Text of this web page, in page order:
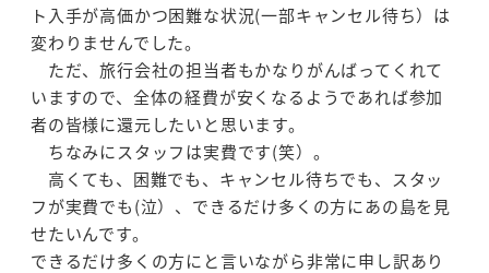
ト入手が高価かつ困難な状況(一部キャンセル待ち）は
変わりませんでした。
ただ、旅行会社の担当者もかなりがんばってくれて
いますので、全体の経費が安くなるようであれば参加
者の皆様に還元したいと思います。
ちなみにスタッフは実費です(笑）。
高くても、困難でも、キャンセル待ちでも、スタッ
フが実費でも(泣）、できるだけ多くの方にあの島を見
せたいんです。
できるだけ多くの方にと言いながら非常に申し訳あり